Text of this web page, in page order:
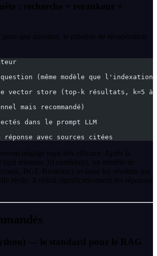
: recherche + rerankeur +
une question, le pipeline de récupération
(même modèle que l'indexation)
le vector store (top-k résultats, k=5 à
mais recommandé)
dans le prompt LLM
réponse avec sources citées
négligé mais très efficace. Après la
(qui retourne 10 candidats), un modèle de
BGE-Reranker) reclasse les résultats par
réelle. Il réduit significativement les réponses
— le standard pour le RAG